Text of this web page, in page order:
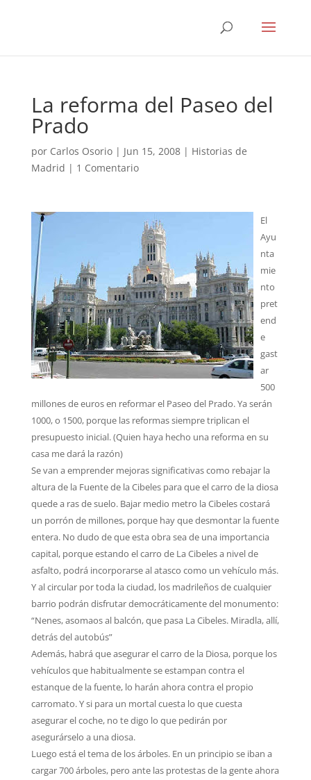
La reforma del Paseo del
Prado
por Carlos Osorio| Jun 15, 2008| Historias de
Madrid | 1 Comentario
El
Ayu
nta
mie
nto
pret
end
e
gast
ar
500
millones de euros en reformar el Paseo del Prado. Ya serán
1000, o 1500, porque las reformas siempre triplican el
presupuesto inicial. (Quien haya hecho una reforma en su
casa me dará la razón)
Se van a emprender mejoras significativas como rebajar la
altura de la Fuente de la Cibeles para que el carro de la diosa
quede a ras de suelo. Bajar medio metro la Cibeles costará
un porrón de millones, porque hay que desmontar la fuente
entera. No dudo de que esta obra sea de una importancia
capital, porque estando el carro de La Cibeles a nivel de
asfalto, podrá incorporarse al atasco como un vehículo más.
Y al circular por toda la ciudad, los madrileños de cualquier
barrio podrán disfrutar democráticamente del monumento:
“Nenes, asomaos al balcón, que pasa La Cibeles. Miradla, allí,
detrás del autobús”
Además, habrá que asegurar el carro de la Diosa, porque los
vehículos que habitualmente se estampan contra el
estanque de la fuente, lo harán ahora contra el propio
carromato. Y si para un mortal cuesta lo que cuesta
asegurar el coche, no te digo lo que pedirán por
asegurárselo a una diosa.
Luego está el tema de los árboles. En un principio se iban a
cargar 700 árboles, pero ante las protestas de la gente ahora